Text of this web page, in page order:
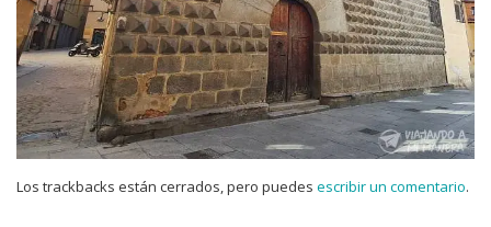
Los trackbacks están cerrados, pero puedes escribir un comentario.